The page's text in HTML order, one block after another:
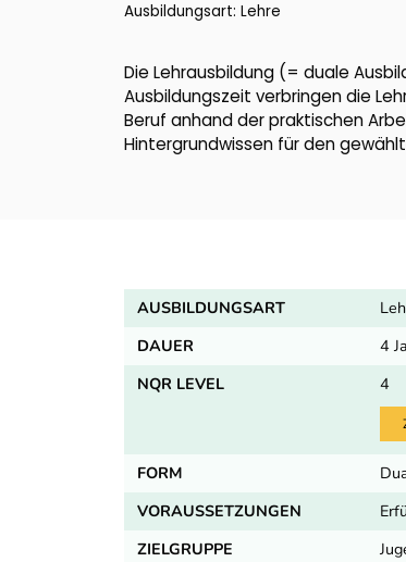
Ausbildungsart: Lehre
Die Lehrausbildung (= duale
Ausbildungszeit verbringen die
Beruf anhand der praktischen
Hintergrundwissen für den
AUSBILDUNGSART
DAUER
4
NQR LEVEL
4
FORM
VORAUSSETZUNGEN
ZIELGRUPPE